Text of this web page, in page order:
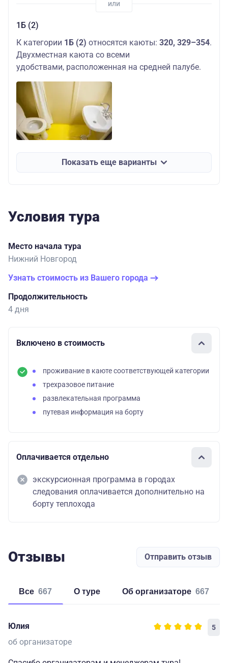
1Б (2)
К категории 1Б (2) относятся каюты: 320, 329–354.
Двухместная каюта со всеми
удобствами, расположенная на средней палубе.
Показать еще варианты
Условия тура
Место начала тура
Нижний Новгород
Узнать стоимость из Вашего города
Продолжительность
4 дня
Включено в стоимость
проживание в каюте соответствующей категории
трехразовое питание
развлекательная программа
путевая информация на борту
Оплачивается отдельно
экскурсионная программа в городах
следования оплачивается дополнительно на
борту теплохода
Отзывы Отправить отзыв
Все 667 о туре об организаторе 667
Юлия 5
об организаторе